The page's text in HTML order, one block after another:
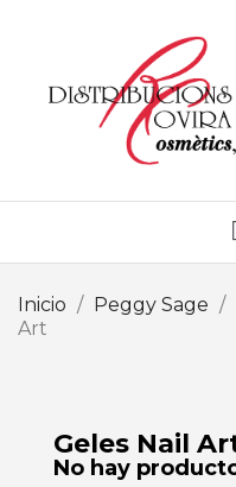
Inicio Peggy Sage
Art
Geles Nail
No hay